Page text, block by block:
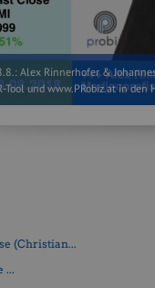
Alex Rinnerhofer &
Tool und www.PRobiz.at in
(Christian...
...